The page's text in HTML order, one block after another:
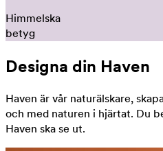
Himmelska
betyg
Designa din Haven
Haven är vår naturälskare,
och med naturen i hjärtat. Du
Haven ska se ut.